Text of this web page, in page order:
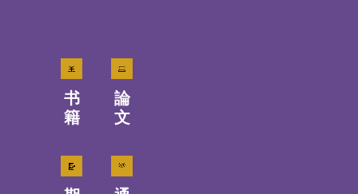
书
籍
論
文